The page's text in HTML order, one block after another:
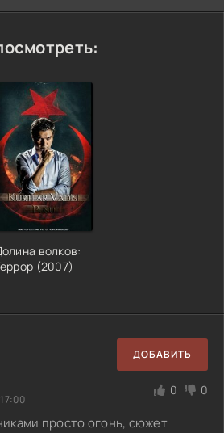
волков:
(2007)
ДОБАВИТЬ
0 0
просто огонь, сюжет